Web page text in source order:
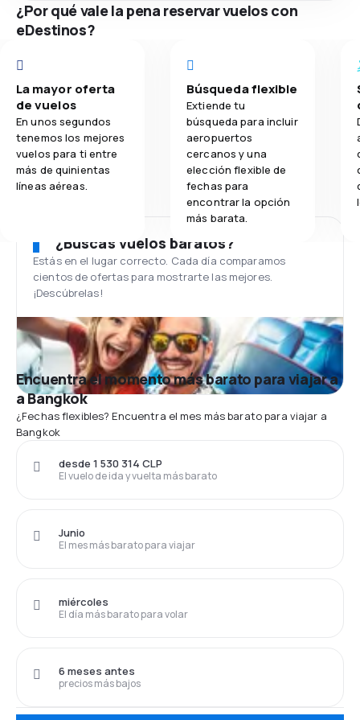
¿Por qué vale la pena reservar vuelos con
eDestinos?
La mayor oferta
de vuelos
En unos segundos
tenemos los mejores
vuelos para ti entre
más de quinientas
líneas aéreas.
Búsqueda flexible
Extiende tu
búsqueda para incluir
aeropuertos
cercanos y una
elección flexible de
fechas para
encontrar la opción
más barata.
¿Buscas vuelos baratos?
Estás en el lugar correcto. Cada día comparamos
cientos de ofertas para mostrarte las mejores.
¡Descúbrelas!
Encuentra el momento más barato para viajar a
a Bangkok
¿Fechas flexibles? Encuentra el mes más barato para viajar a
Bangkok
El vuelo de ida y vuelta más barato
desde 1 530 314 CLP
El mes más barato para viajar
Junio
El día más barato para volar
miércoles
precios más bajos
6 meses antes